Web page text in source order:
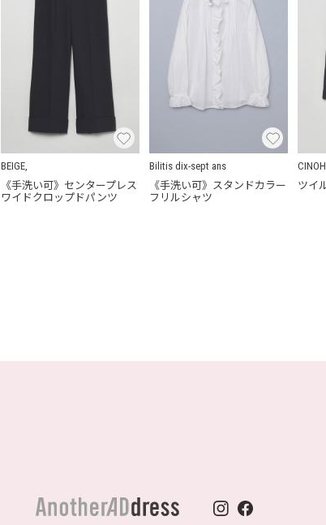
BEIGE,
《手洗い可》センタープレス
ワイドクロップドパンツ
Bilitis dix-sept ans
《手洗い可》スタンドカラー
フリルシャツ
CINOH
ツイ